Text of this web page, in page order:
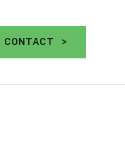
CONTACT >